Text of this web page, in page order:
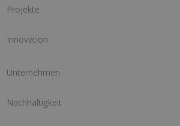
Projekte
Innovation
Unternehmen
Nachhaltigkeit